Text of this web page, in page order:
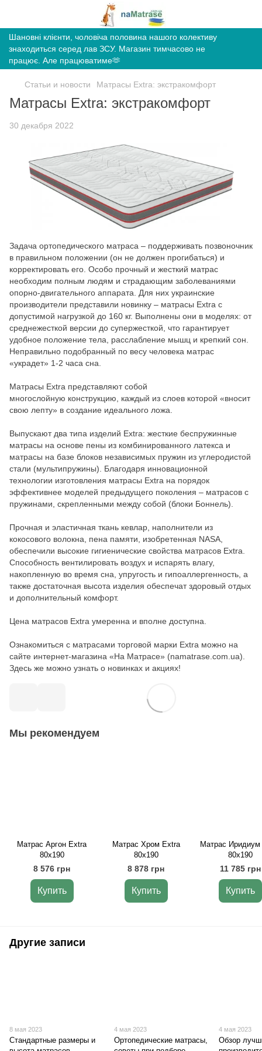
Шановні клієнти, чоловіча половина нашого колективу
знаходиться серед лав ЗСУ. Магазин тимчасово не
працює. Але працюватиме🫶
Статьи и новости Матрасы Extra: экстракомфорт
Матрасы Extra: экстракомфорт
30 декабря 2022
​Задача ортопедического матраса – поддерживать позвоночник
в правильном положении (он не должен прогибаться) и
корректировать его. Особо прочный и жесткий матрас
необходим полным людям и страдающим заболеваниями
опорно-двигательного аппарата. Для них украинские
производители представили новинку – матрасы Extra с
допустимой нагрузкой до 160 кг. Выполнены они в моделях: от
среднежесткой версии до супержесткой, что гарантирует
удобное положение тела, расслабление мышц и крепкий сон.
Неправильно подобранный по весу человека матрас
«украдет» 1-2 часа сна.
Матрасы Extra представляют собой
многослойную конструкцию, каждый из слоев которой «вносит
свою лепту» в создание идеального ложа.
Выпускают два типа изделий Extra: жесткие беспружинные
матрасы на основе пены из комбинированного латекса и
матрасы на базе блоков независимых пружин из углеродистой
стали (мультипружины). Благодаря инновационной
технологии изготовления матрасы Extra на порядок
эффективнее моделей предыдущего поколения – матрасов с
пружинами, скрепленными между собой (блоки Боннель).
Прочная и эластичная ткань кевлар, наполнители из
кокосового волокна, пена памяти, изобретенная NASA,
обеспечили высокие гигиенические свойства матрасов Extra.
Способность вентилировать воздух и испарять влагу,
накопленную во время сна, упругость и гипоаллергенность, а
также достаточная высота изделия обеспечат здоровый отдых
и дополнительный комфорт.
Цена матрасов Extra умеренна и вполне доступна.
Ознакомиться с матрасами торговой марки Extra можно на
сайте интернет-магазина «На Матрасе» (namatrase.com.ua).
Здесь же можно узнать о новинках и акциях!
Мы рекомендуем
Матрас Аргон Extra
80х190
8 576 грн
Купить
Матрас Хром Extra
80х190
8 878 грн
Купить
Матрас Иридиум
80х190
11 785 грн
Купить
Другие записи
8 мая 2023
Стандартные размеры и
4 мая 2023
Ортопедические матрасы,
4 мая 2023
Обзор